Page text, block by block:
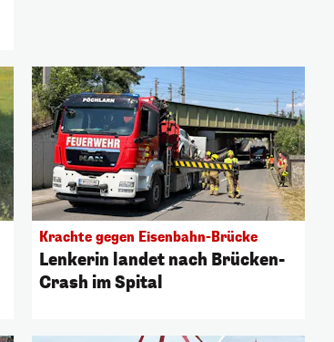
Krachte gegen Eisenbahn-Brücke
Lenkerin landet nach Brücken-
Crash im Spital